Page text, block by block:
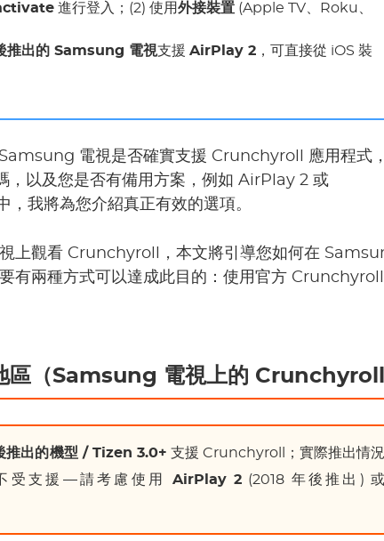
進行登入；(2) 使用外接裝置 (Apple TV、Roku、
推出的 Samsung 電視支援 AirPlay 2 ，可直接從 iOS 裝
電視是否確實支援 Crunchyroll 應用程式
，以及您是否有備用方案，例如 AirPlay 2 或
我將為您介紹真正有效的選項。
上觀看 Crunchyroll，本文將引導您如何在
有兩種方式可以達成此目的：使用官方
區（Samsung 電視上的 Crunchyroll
推出的機型 / Tizen 3.0+ 支援 Crunchyroll；實際推出情況
受支援—請考慮使用 AirPlay 2(2018 年後推出) 或